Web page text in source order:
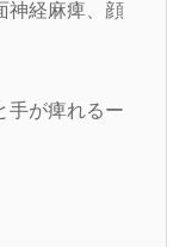
神経麻痺、顔
手が痺れるー